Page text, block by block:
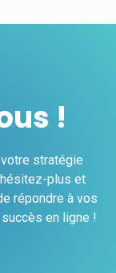
!
stratégie
plus et
répondre à vos
en ligne !